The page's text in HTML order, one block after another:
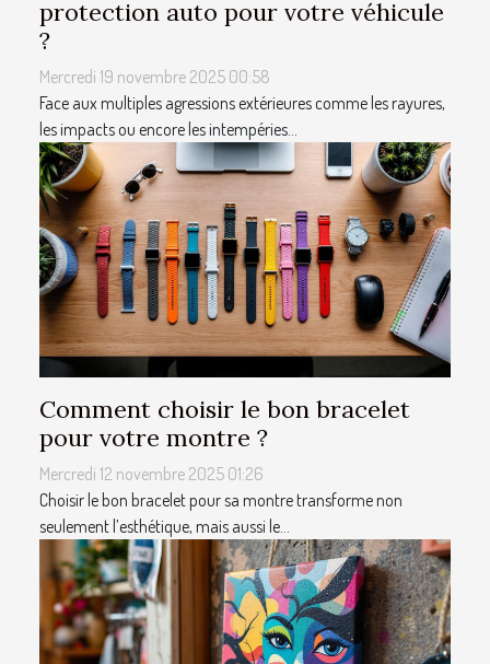
protection auto pour votre véhicule
?
Mercredi 19 novembre 2025 00:58
Face aux multiples agressions extérieures comme les rayures,
les impacts ou encore les intempéries...
Comment choisir le bon bracelet
pour votre montre ?
Mercredi 12 novembre 2025 01:26
Choisir le bon bracelet pour sa montre transforme non
seulement l’esthétique, mais aussi le...